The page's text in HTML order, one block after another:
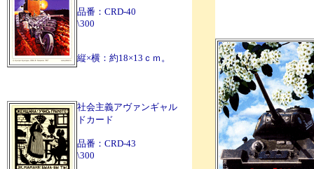
品番：CRD-40
\300
縦×横：約18×13ｃｍ。
社会主義アヴァンギャル
ドカード
品番：CRD-43
\300